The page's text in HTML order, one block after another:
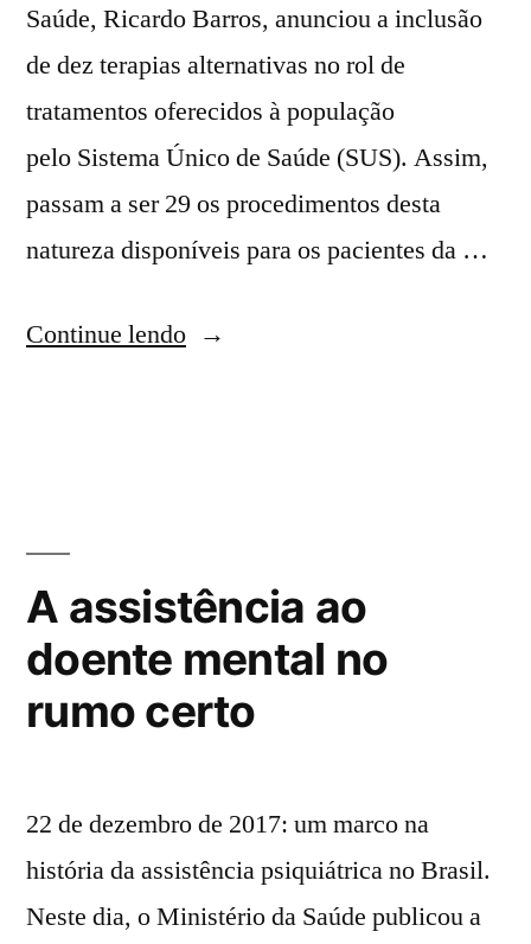
Saúde, Ricardo Barros, anunciou a inclusão
de dez terapias alternativas no rol de
tratamentos oferecidos à população
pelo Sistema Único de Saúde (SUS). Assim,
passam a ser 29 os procedimentos desta
natureza disponíveis para os pacientes da …
Continue lendo
A assistência ao
doente mental no
rumo certo
22 de dezembro de 2017: um marco na
história da assistência psiquiátrica no Brasil.
Neste dia, o Ministério da Saúde publicou a